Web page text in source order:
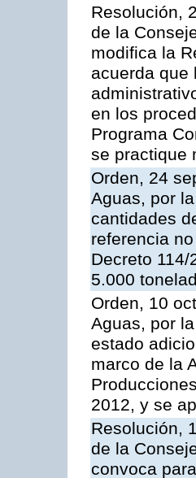
Resolución,
de la
modifica la
acuerda que
en los
Programa
se practique
Orden, 24
Aguas, por
cantidades
referencia
Decreto
5.000
Orden, 10
Aguas, por
estado
marco de la
2012, y se
Resolución,
de la
convoca